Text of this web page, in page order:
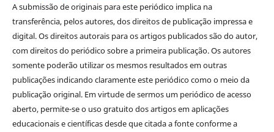
A submissão de originais para este periódico implica na
transferência, pelos autores, dos direitos de publicação impressa e
digital. Os direitos autorais para os artigos publicados são do autor,
com direitos do periódico sobre a primeira publicação. Os autores
somente poderão utilizar os mesmos resultados em outras
publicações indicando claramente este periódico como o meio da
publicação original. Em virtude de sermos um periódico de acesso
aberto, permite-se o uso gratuito dos artigos em aplicações
educacionais e científicas desde que citada a fonte conforme a